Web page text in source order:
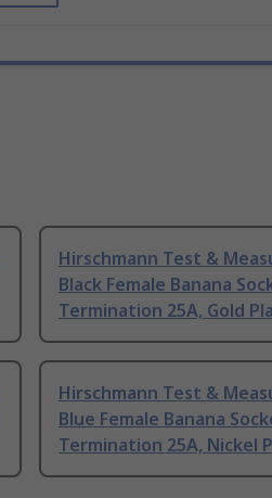
Hirschmann Test &
Black Female Banana
Termination 25A, Gold
Hirschmann Test &
Blue Female Banana
Termination 25A, Nickel